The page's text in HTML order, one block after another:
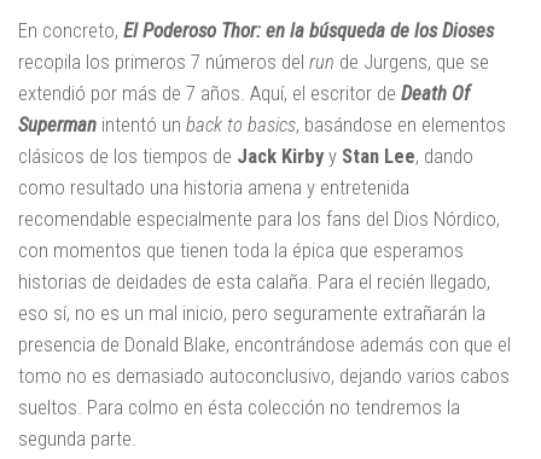
En concreto, El Poderoso Thor: en la búsqueda de los Dioses
recopila los primeros 7 números del run de Jurgens, que se
extendió por más de 7 años. Aquí, el escritor de Death Of
Superman intentó un back to basics, basándose en elementos
clásicos de los tiempos de Jack Kirby y Stan Lee, dando
como resultado una historia amena y entretenida
recomendable especialmente para los fans del Dios Nórdico,
con momentos que tienen toda la épica que esperamos
historias de deidades de esta calaña. Para el recién llegado,
eso sí, no es un mal inicio, pero seguramente extrañarán la
presencia de Donald Blake, encontrándose además con que el
tomo no es demasiado autoconclusivo, dejando varios cabos
sueltos. Para colmo en ésta colección no tendremos la
segunda parte.